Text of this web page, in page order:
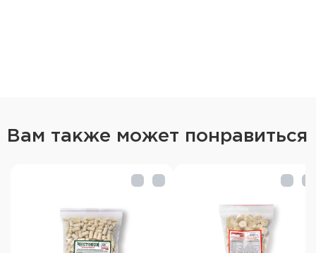
Вам также может понравиться